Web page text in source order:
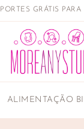
PORTES GRÁTIS
ALIMENTAÇÃO